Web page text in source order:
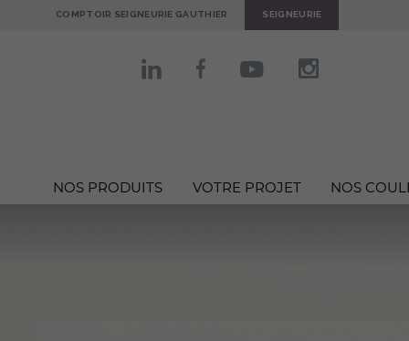
COMPTOIR SEIGNEURIE GAUTHIER SEIGNEURIE
NOS PRODUITS VOTRE PROJET NOS